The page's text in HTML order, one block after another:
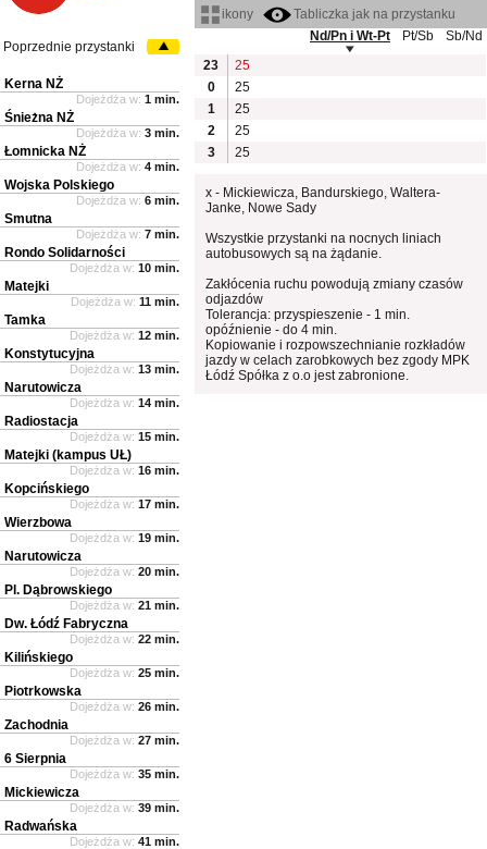
ikony
Tabliczka jak na przystanku
Nd/Pn i Wt-Pt
Pt/Sb
Sb/Nd
23
25
0
25
1
25
2
25
3
25
x - Mickiewicza, Bandurskiego, Waltera-
Janke, Nowe Sady
Wszystkie przystanki na nocnych liniach
autobusowych są na żądanie.
Zakłócenia ruchu powodują zmiany czasów
odjazdów
Tolerancja: przyspieszenie - 1 min.
opóźnienie - do 4 min.
Kopiowanie i rozpowszechnianie rozkładów
jazdy w celach zarobkowych bez zgody MPK
Łódź Spółka z o.o jest zabronione.
Poprzednie przystanki
Kerna NŻ
Dojeżdża w: 1 min.
Śnieżna NŻ
Dojeżdża w: 3 min.
Łomnicka NŻ
Dojeżdża w: 4 min.
Wojska Polskiego
Dojeżdża w: 6 min.
Smutna
Dojeżdża w: 7 min.
Rondo Solidarności
Dojeżdża w: 10 min.
Matejki
Dojeżdża w: 11 min.
Tamka
Dojeżdża w: 12 min.
Konstytucyjna
Dojeżdża w: 13 min.
Narutowicza
Dojeżdża w: 14 min.
Radiostacja
Dojeżdża w: 15 min.
Matejki (kampus UŁ)
Dojeżdża w: 16 min.
Kopcińskiego
Dojeżdża w: 17 min.
Wierzbowa
Dojeżdża w: 19 min.
Narutowicza
Dojeżdża w: 20 min.
Pl. Dąbrowskiego
Dojeżdża w: 21 min.
Dw. Łódź Fabryczna
Dojeżdża w: 22 min.
Kilińskiego
Dojeżdża w: 25 min.
Piotrkowska
Dojeżdża w: 26 min.
Zachodnia
Dojeżdża w: 27 min.
6 Sierpnia
Dojeżdża w: 35 min.
Mickiewicza
Dojeżdża w: 39 min.
Radwańska
Dojeżdża w: 41 min.